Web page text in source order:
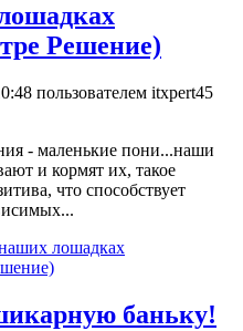
Решение)
пользователем itxpert45
- маленькие пони...наши
и кормят их, такое
что способствует
лошадках
баньку!